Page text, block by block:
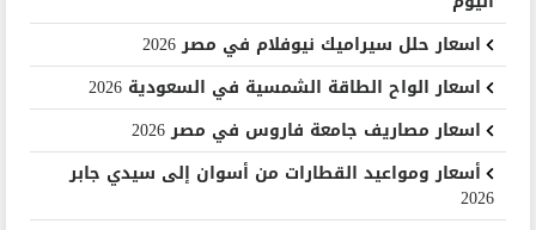
اسعار حلل سيراميك نيوفلام في مصر 2026
اسعار الواح الطاقة الشمسية في السعودية 2026
اسعار مصاريف جامعة فاروس في مصر 2026
أسعار ومواعيد القطارات من أسوان إلى سيدي جابر
2026